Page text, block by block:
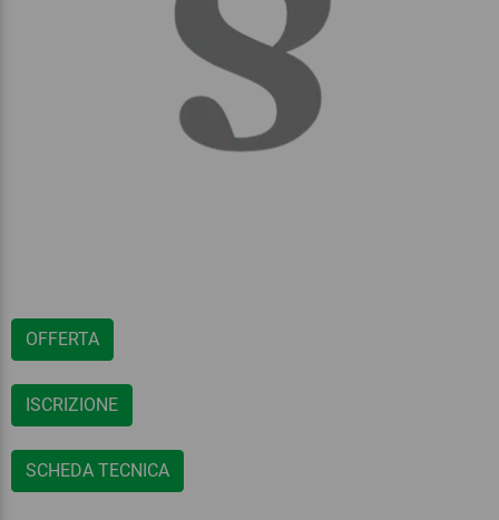
OFFERTA
ISCRIZIONE
SCHEDA TECNICA